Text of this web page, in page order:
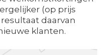
(op prijs
daarvan
klanten.